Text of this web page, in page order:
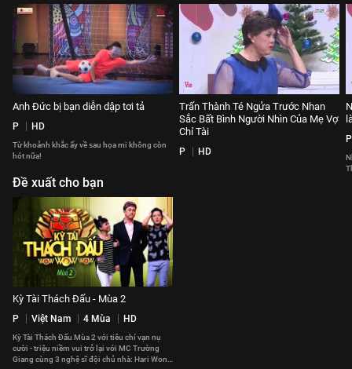
Anh Đức bị bạn diễn dập tơi tả
P HD
Từ khoảnh khắc ấy về sau họa mi không còn
hót nữa!
Trấn Thành Té Ngửa Trước Nhan
Sắc Bất Bình Người Nhìn Của Mẹ Vợ
Chí Tài
P HD
P
Đề xuất cho bạn
Kỳ Tài Thách Đấu - Mùa 2
P Việt Nam 4 Mùa HD
Kỳ Tài Thách Đấu Mùa 2 với tiêu chí vạn nụ
cười - triệu niềm vui trở lại với MC Trường
Giang cùng 3 nghệ sĩ đội chủ nhà: Hari Won,